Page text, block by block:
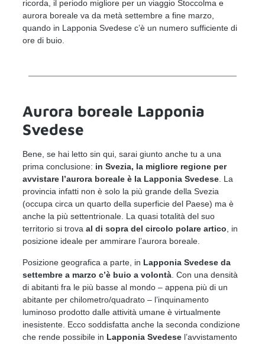
ricorda, il periodo migliore per un viaggio Stoccolma e
aurora boreale va da metà settembre a fine marzo,
quando in Lapponia Svedese c’è un numero sufficiente di
ore di buio.
Aurora boreale Lapponia
Svedese
Bene, se hai letto sin qui, sarai giunto anche tu a una
prima conclusione: in Svezia, la migliore regione per
avvistare l’aurora boreale è la Lapponia Svedese. La
provincia infatti non è solo la più grande della Svezia
(occupa circa un quarto della superficie del Paese) ma è
anche la più settentrionale. La quasi totalità del suo
territorio si trova al di sopra del circolo polare artico, in
posizione ideale per ammirare l’aurora boreale.
Posizione geografica a parte, in Lapponia Svedese da
settembre a marzo c’è buio a volontà . Con una densità
di abitanti fra le più basse al mondo – appena più di un
abitante per chilometro/quadrato – l’inquinamento
luminoso prodotto dalle attività umane è virtualmente
inesistente. Ecco soddisfatta anche la seconda condizione
che rende possibile in Lapponia Svedese l’avvistamento